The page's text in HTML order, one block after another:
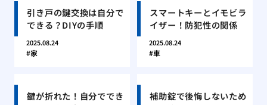
引き戸の鍵交換は自分で
できる？DIYの手順
2025.08.24
家
スマートキーとイモビラ
イザー！防犯性の関係
2025.08.24
車
鍵が折れた！自分ででき
補助錠で後悔しないため